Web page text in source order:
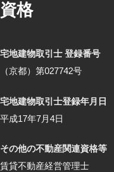
資格
宅地建物取引士 登録番号
（京都）第027742号
宅地建物取引士登録年月日
平成17年7月4日
その他の不動産関連資格等
賃貸不動産経営管理士